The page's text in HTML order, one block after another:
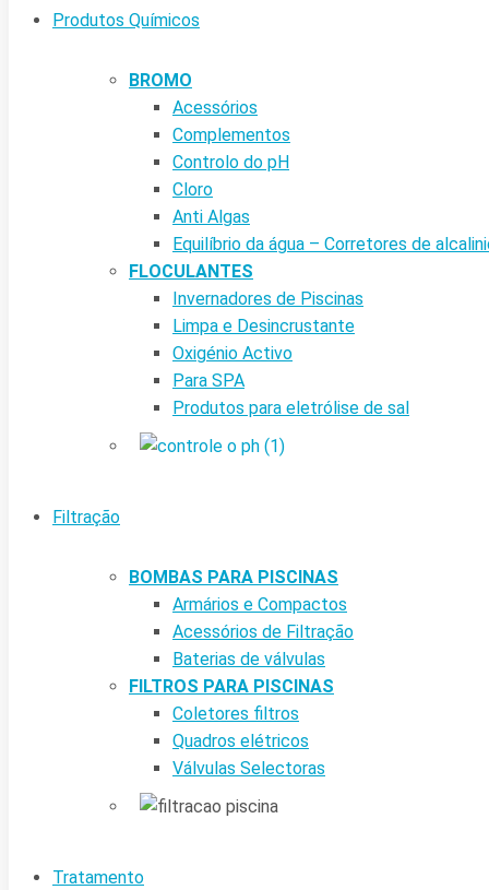
Produtos Químicos
BROMO
Acessórios
Complementos
Controlo do pH
Cloro
Anti Algas
Equilíbrio da água – Corretores de
FLOCULANTES
Invernadores de Piscinas
Limpa e Desincrustante
Oxigénio Activo
Para SPA
Produtos para eletrólise de sal
Filtração
BOMBAS PARA PISCINAS
Armários e Compactos
Acessórios de Filtração
Baterias de válvulas
FILTROS PARA PISCINAS
Coletores filtros
Quadros elétricos
Válvulas Selectoras
Tratamento